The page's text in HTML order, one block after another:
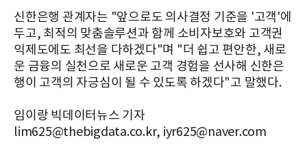
신한은행 관계자는 "앞으로도 의사결정 기준을 '고객'에
두고, 최적의 맞춤솔루션과 함께 소비자보호와 고객권
익제도에도 최선을 다하겠다"며 "더 쉽고 편안한, 새로
운 금융의 실천으로 새로운 고객 경험을 선사해 신한은
행이 고객의 자긍심이 될 수 있도록 하겠다"고 말했다.
임이랑 빅데이터뉴스 기자
lim625@thebigdata.co.kr, iyr625@naver.com